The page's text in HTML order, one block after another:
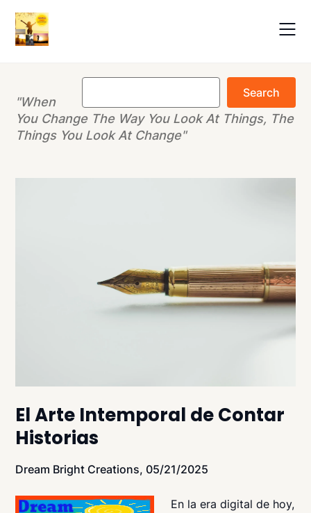
content
Search
"When
You Change The Way You Look At Things, The
Things You Look At Change"
El Arte Intemporal de Contar
Historias
Dream Bright Creations, 05/21/2025
En la era digital de hoy,